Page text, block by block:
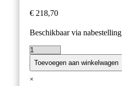
€ 218,70
Beschikbaar via nabestelling
GMH
3810
precisie
materiaalvochtmeter
Toevoegen aan winkelwagen
×